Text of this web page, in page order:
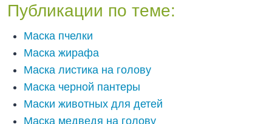
Публикации по теме:
Маска пчелки
Маска жирафа
Маска листика на голову
Маска черной пантеры
Маски животных для детей
Маска медведя на голову